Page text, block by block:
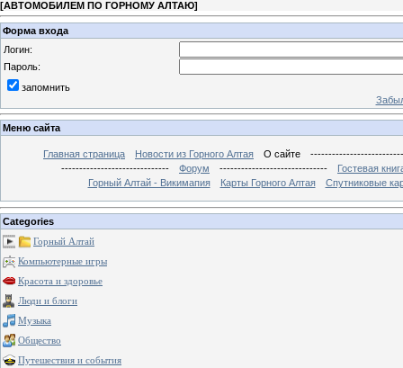
[АВТОМОБИЛЕМ ПО ГОРНОМУ АЛТАЮ]
Форма входа
Логин:
Пароль:
запомнить
Меню сайта
Главная страница Новости из Горного Алтая О сайте
------------------------------
Форум ------------------------------
Гостевая
Горный Алтай - Викимапия
Карты Горного Алтая Спутниковые
Categories
Горный Алтай
Компьютерные игры
Красота и здоровье
Люди и блоги
Музыка
Общество
Путешествия и события